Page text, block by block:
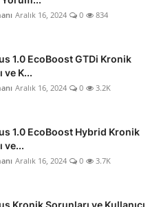
Aralık 16, 2024 0 834
1.0 EcoBoost GTDi Kronik
ve K...
Aralık 16, 2024 0 3.2K
1.0 EcoBoost Hybrid Kronik
ve...
Aralık 16, 2024 0 3.7K
Kronik Sorunları ve Kullanıcı